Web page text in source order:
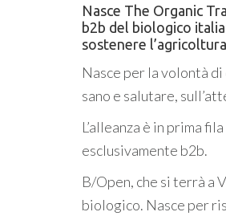
Nasce The Organic
b2b del biologico
sostenere
Nasce per la volontà
sano e salutare,
L’alleanza è in prima
esclusivamente b2b.
B/Open, che si terrà a
biologico. Nasce per